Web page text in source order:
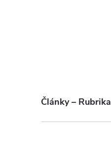
Články – Rubrika